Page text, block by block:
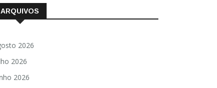
ARQUIVOS
2026
2026
2026